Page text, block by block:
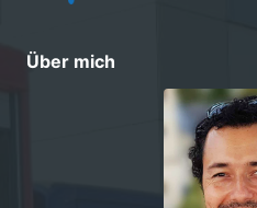
Über mich